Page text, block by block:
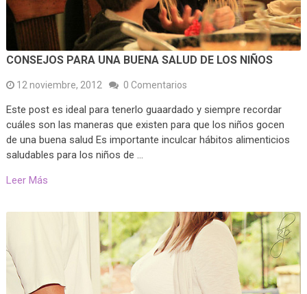
CONSEJOS PARA UNA BUENA SALUD DE LOS NIÑOS
12 noviembre, 2012 0 Comentarios
Este post es ideal para tenerlo guaardado y siempre recordar
cuáles son las maneras que existen para que los niños gocen
de una buena salud Es importante inculcar hábitos alimenticios
saludables para los niños de …
Leer Más